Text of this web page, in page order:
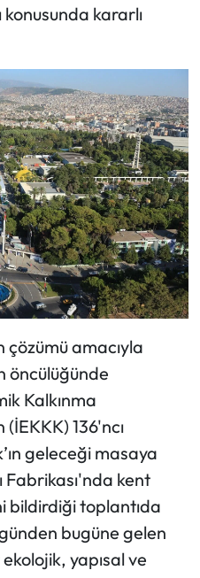
konusunda kararlı
çözümü amacıyla
öncülüğünde
Kalkınma
136'ncı
geleceği masaya
Fabrikası'nda kent
bildirdiği toplantıda
bugüne gelen
yapısal ve